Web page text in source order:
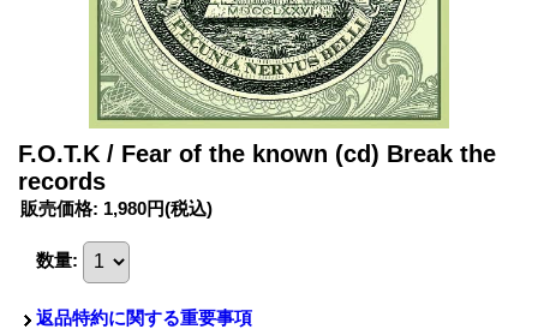
F.O.T.K / Fear of the known (cd) Break the
records
販売価格: 1,980円(税込)
数量:
返品特約に関する重要事項